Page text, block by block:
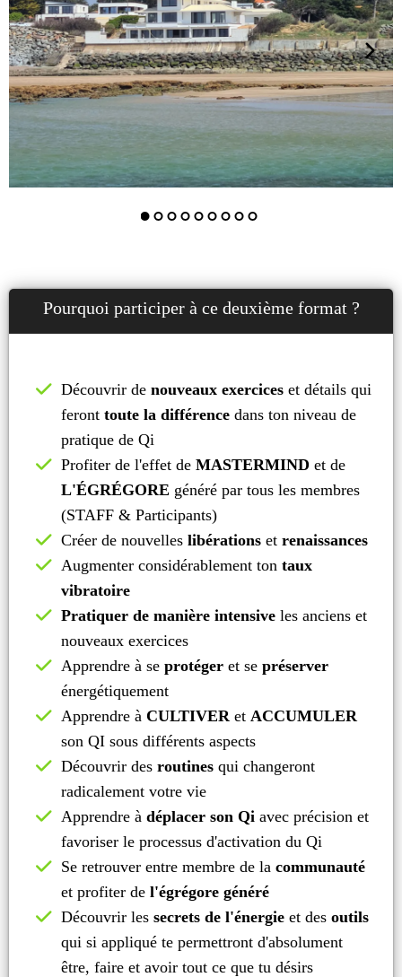
Pourquoi participer à ce deuxième format ?
Découvrir de nouveaux exercices et détails qui
feront toute la différence dans ton niveau de
pratique de Qi
Profiter de l'effet de MASTERMIND et de
L'ÉGRÉGORE généré par tous les membres
(STAFF & Participants)
Créer de nouvelles libérations et renaissances
Augmenter considérablement ton taux
vibratoire
Pratiquer de manière intensive les anciens et
nouveaux exercices
Apprendre à se protéger et se préserver
énergétiquement
Apprendre à CULTIVER et ACCUMULER
son QI sous différents aspects
Découvrir des routines qui changeront
radicalement votre vie
​Apprendre à déplacer son Qi avec précision et
favoriser le processus d'activation du Qi
Se retrouver entre membre de la communauté
et profiter de l'égrégore généré
Découvrir les secrets de l'énergie et des outils
qui si appliqué te permettront d'absolument
être, faire et avoir tout ce que tu désirs